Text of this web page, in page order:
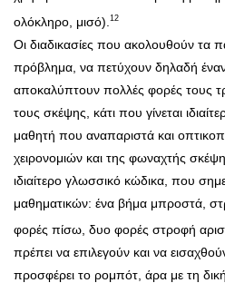
ολόκληρο, μισό). 12
Οι διαδικασίες που ακολουθούν τα
πρόβλημα, να πετύχουν δηλαδή έναν
αποκαλύπτουν πολλές φορές τους
τους σκέψης, κάτι που γίνεται
μαθητή που αναπαριστά και
χειρονομιών και της φωναχτής
ιδιαίτερο γλωσσικό κώδικα, που
μαθηματικών: ένα βήμα μπροστά,
φορές πίσω, δυο φορές στροφή
πρέπει να επιλεγούν και να
προσφέρει το ρομπότ, άρα με τη